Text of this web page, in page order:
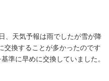
、天気予報は雨でしたが雪が降
交換することが多かったのです
準に早めに交換していました。